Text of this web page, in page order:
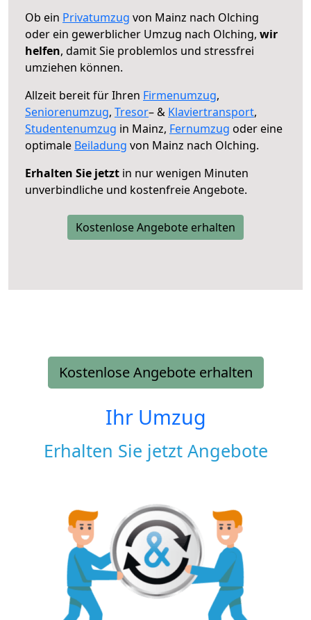
Ob ein Privatumzug von Mainz nach Olching
oder ein gewerblicher Umzug nach Olching, wir
helfen, damit Sie problemlos und stressfrei
umziehen können.
Allzeit bereit für Ihren Firmenumzug,
Seniorenumzug, Tresor– & Klaviertransport,
Studentenumzug in Mainz, Fernumzug oder eine
optimale Beiladung von Mainz nach Olching.
Erhalten Sie jetzt in nur wenigen Minuten
unverbindliche und kostenfreie Angebote.
Kostenlose Angebote erhalten
Kostenlose Angebote erhalten
Ihr Umzug
Erhalten Sie jetzt Angebote